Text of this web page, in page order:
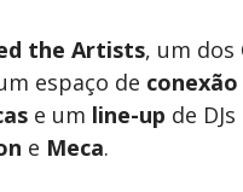
the Artists, um dos
espaço de conexão
e um line-up de
e Meca.